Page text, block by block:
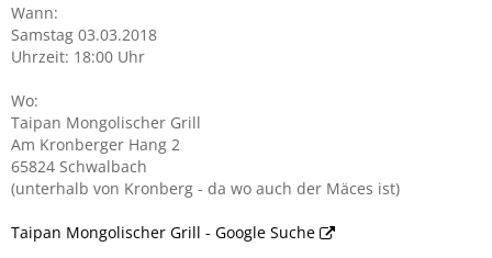
Wann:
Samstag 03.03.2018
Uhrzeit: 18:00 Uhr
Wo:
Taipan Mongolischer Grill
Am Kronberger Hang 2
65824 Schwalbach
(unterhalb von Kronberg - da wo auch der Mäces ist)
Taipan Mongolischer Grill - Google Suche